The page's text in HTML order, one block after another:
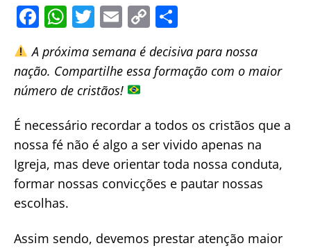
F
c
e
b
o
o
k
W
h
at
s
A
p
p
T
itt
er
E
ai
l
C
o
p
y
n
k
h
ar
e
A próxima semana é decisiva para nossa
nação. Compartilhe essa formação com o maior
número de cristãos!
É necessário recordar a todos os cristãos que a
nossa fé não é algo a ser vivido apenas na
Igreja, mas deve orientar toda nossa conduta,
formar nossas convicções e pautar nossas
escolhas.
Assim sendo, devemos prestar atenção maior